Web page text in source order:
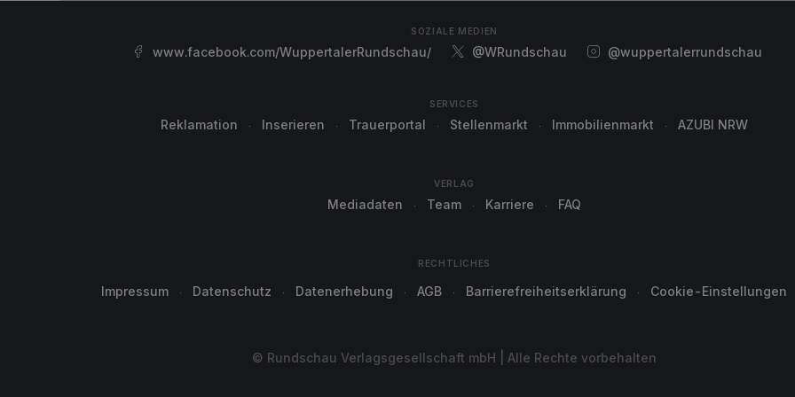
SOZIALE MEDIEN
www.facebook.com/WuppertalerRundschau/ @WRundschau @wuppertalerrundschau
SERVICES
Reklamation Inserieren Trauerportal Stellenmarkt Immobilienmarkt AZUBI NRW
VERLAG
Mediadaten Team Karriere FAQ
RECHTLICHES
Impressum Datenschutz Datenerhebung AGB Barrierefreiheitserklärung Cookie-Einstellungen
© Rundschau Verlagsgesellschaft mbH | Alle Rechte vorbehalten